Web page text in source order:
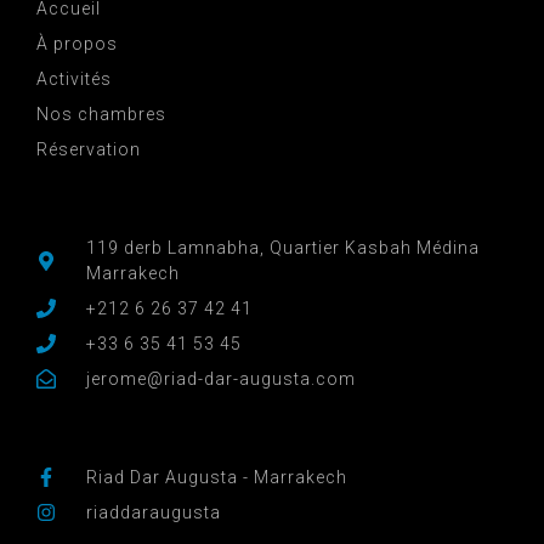
Accueil
À propos
Activités
Nos chambres
Réservation
119 derb Lamnabha, Quartier Kasbah Médina
Marrakech
+212 6 26 37 42 41
+33 6 35 41 53 45
jerome@riad-dar-augusta.com
Riad Dar Augusta - Marrakech
riaddaraugusta